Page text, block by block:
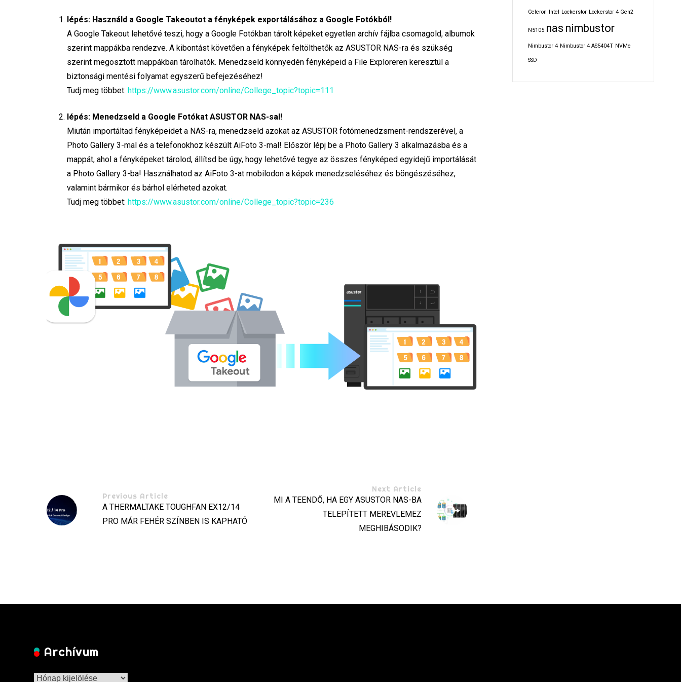
lépés: Használd a Google Takeoutot a fényképek exportálásához a Google Fotókból!
A Google Takeout lehetővé teszi, hogy a Google Fotókban tárolt képeket egyetlen archív fájlba csomagold, albumok
szerint mappákba rendezve. A kibontást követően a fényképek feltölthetők az ASUSTOR NAS-ra és szükség
szerint megosztott mappákban tárolhatók. Menedzseld könnyedén fényképeid a File Exploreren keresztül a
biztonsági mentési folyamat egyszerű befejezéséhez!
Tudj meg többet:https://www.asustor.com/online/College_topic?topic=111
lépés: Menedzseld a Google Fotókat ASUSTOR NAS-sal!
Miután importáltad fényképeidet a NAS-ra, menedzseld azokat az ASUSTOR fotómenedzsment-rendszerével, a
Photo Gallery 3-mal és a telefonokhoz készült AiFoto 3-mal! Először lépj be a Photo Gallery 3 alkalmazásba és a
mappát, ahol a fényképeket tárolod, állítsd be úgy, hogy lehetővé tegye az összes fényképed egyidejű importálását
a Photo Gallery 3-ba! Használhatod az AiFoto 3-at mobilodon a képek menedzseléséhez és böngészéséhez,
valamint bármikor és bárhol elérheted azokat.
Tudj meg többet:https://www.asustor.com/online/College_topic?topic=236
Previous Article
A THERMALTAKE TOUGHFAN EX12/14
PRO MÁR FEHÉR SZÍNBEN IS KAPHATÓ
Next Article
MI A TEENDŐ, HA EGY ASUSTOR NAS-BA
TELEPÍTETT MEREVLEMEZ
MEGHIBÁSODIK?
Celeron Intel Lockerstor Lockerstor 4 Gen2
N5105 nas nimbustor
Nimbustor 4 Nimbustor 4 AS5404T NVMe
SSD
Archívum
Archívum